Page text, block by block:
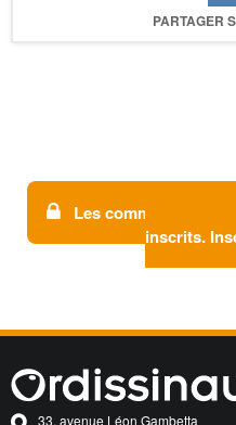
PARTAGER
Les commentaires
inscrits.
33, avenue Léon Gambetta